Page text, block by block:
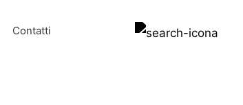
Contatti